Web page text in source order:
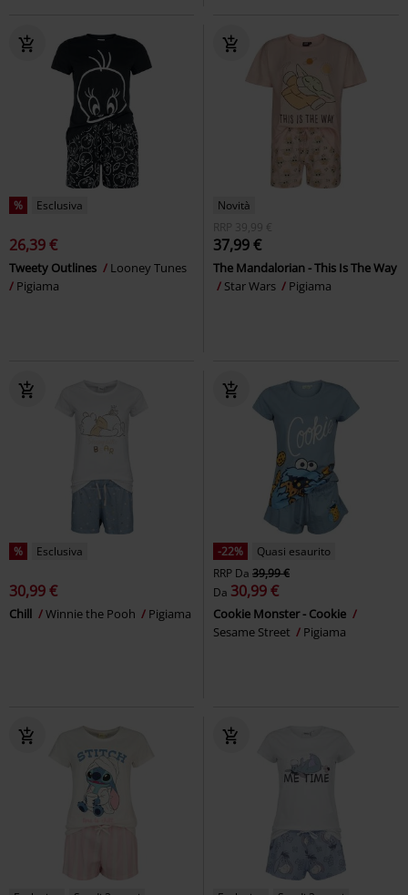
% Esclusiva
26,39 €
Tweety Outlines
Looney Tunes
Pigiama
Novità
RRP
39,99 €
37,99 €
The Mandalorian - This Is The Way
Star Wars
Pigiama
% Esclusiva
30,99 €
Chill Winnie the Pooh Pigiama
-22%
Quasi esaurito
RRP Da 39,99 €
Da 30,99 €
Cookie Monster - Cookie
Sesame Street
Pigiama